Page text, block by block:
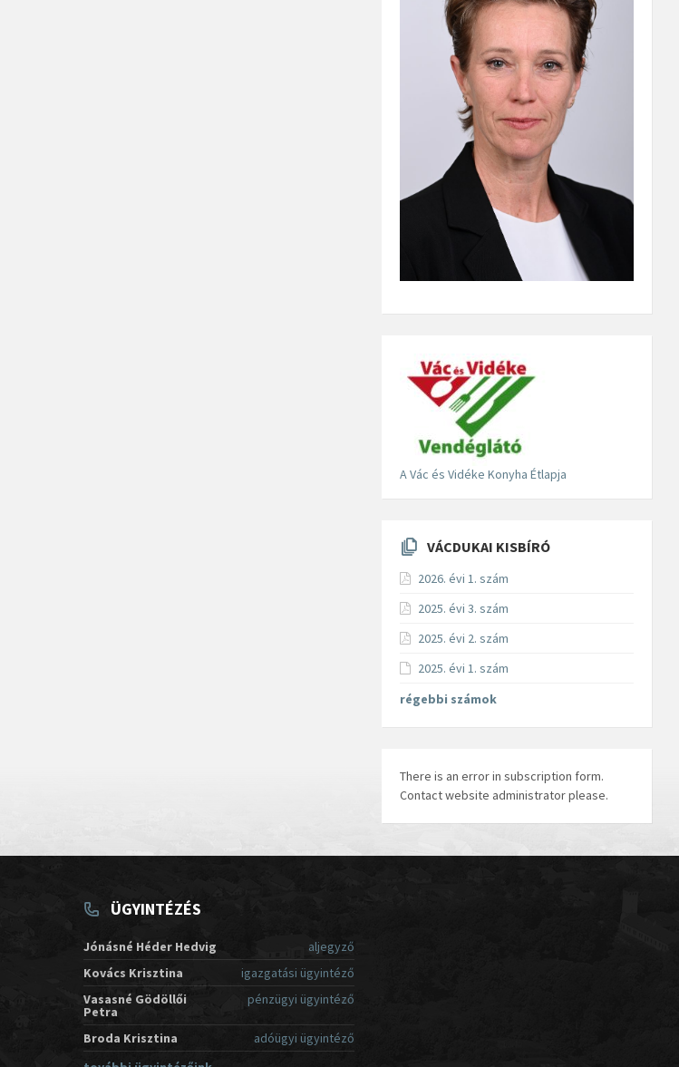
A Vác és Vidéke Konyha Étlapja
VÁCDUKAI KISBÍRÓ
2026. évi 1. szám
2025. évi 3. szám
2025. évi 2. szám
2025. évi 1. szám
régebbi számok
There is an error in subscription form.
Contact website administrator please.
ÜGYINTÉZÉS
Jónásné Héder Hedvig
aljegyző
Kovács Krisztina
igazgatási ügyintéző
Vasasné Gödöllői
Petra
pénzügyi ügyintéző
Broda Krisztina
adóügyi ügyintéző